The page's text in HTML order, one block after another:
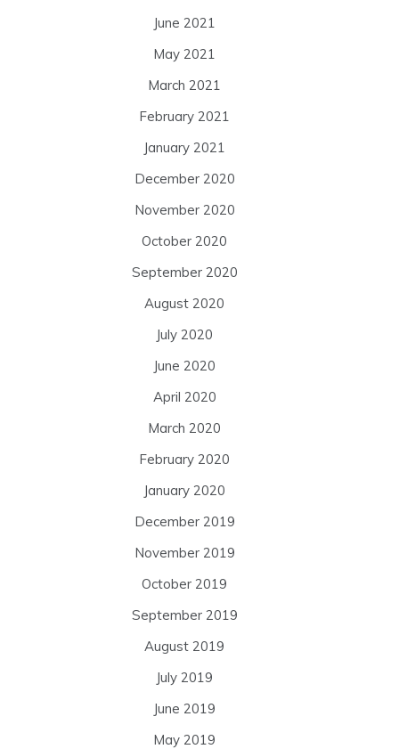
June 2021
May 2021
March 2021
February 2021
January 2021
December 2020
November 2020
October 2020
September 2020
August 2020
July 2020
June 2020
April 2020
March 2020
February 2020
January 2020
December 2019
November 2019
October 2019
September 2019
August 2019
July 2019
June 2019
May 2019